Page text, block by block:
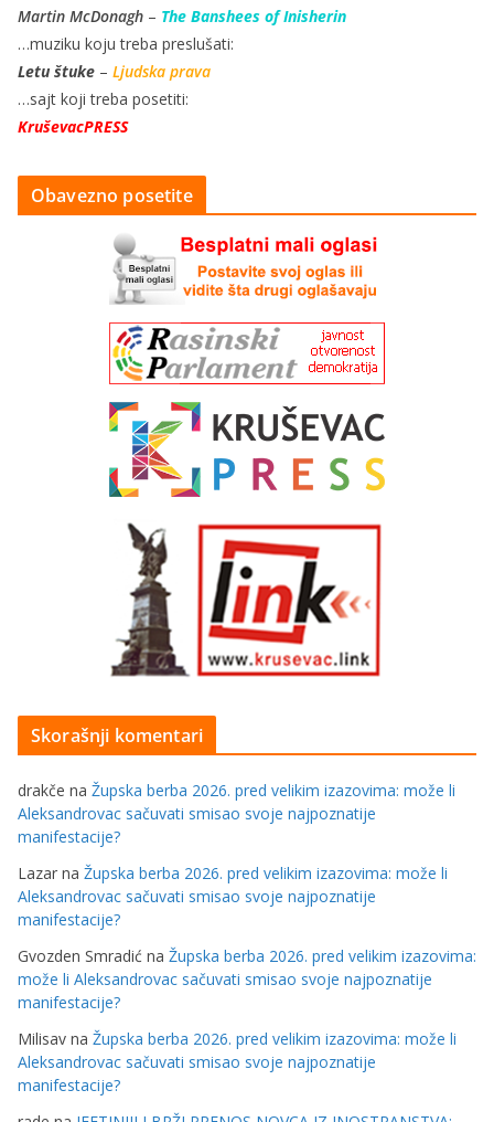
Martin McDonagh – The Banshees of Inisherin
…muziku koju treba preslušati:
Letu štuke – Ljudska prava
…sajt koji treba posetiti:
KruševacPRESS
Obavezno posetite
Skorašnji komentari
drakče na Župska berba 2026. pred velikim izazovima: može li
Aleksandrovac sačuvati smisao svoje najpoznatije
manifestacije?
Lazar na Župska berba 2026. pred velikim izazovima: može li
Aleksandrovac sačuvati smisao svoje najpoznatije
manifestacije?
Gvozden Smradić na Župska berba 2026. pred velikim izazovima:
može li Aleksandrovac sačuvati smisao svoje najpoznatije
manifestacije?
Milisav na Župska berba 2026. pred velikim izazovima: može li
Aleksandrovac sačuvati smisao svoje najpoznatije
manifestacije?